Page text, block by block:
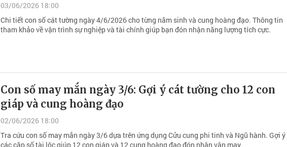
03/06/2026 18:00
Chi tiết con số cát tường ngày 4/6/2026 cho từng năm sinh và cung hoàng đạo. Thông tin
tham khảo về vận trình sự nghiệp và tài chính giúp bạn đón nhận năng lượng tích cực.
Con số may mắn ngày 3/6: Gợi ý cát tường cho 12 con
giáp và cung hoàng đạo
02/06/2026 18:00
Tra cứu con số may mắn ngày 3/6 dựa trên ứng dụng Cửu cung phi tinh và Ngũ hành. Gợi ý
các cặp số tài lộc giúp 12 con giáp và 12 cung hoàng đạo đón nhận vận may.